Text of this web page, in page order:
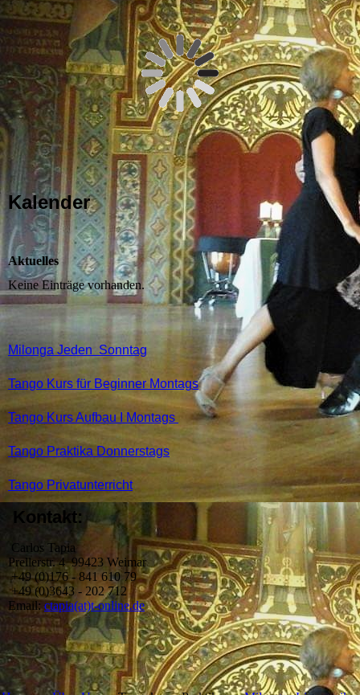
Kalender
Aktuelles
Keine Einträge vorhanden.
Milonga Jeden Sonntag
Tango Kurs für Beginner Montags
Tango Kurs Aufbau I Montags
Tango Praktika Donnerstags
Tango Privatunterricht
Kontakt:
Carlos Tapia
Prellerstr. 4 99423 Weimar
+49 (0)176 - 841 610 79
+49 (0)3643 - 202 712
Email: ctapia(at)t-online.de